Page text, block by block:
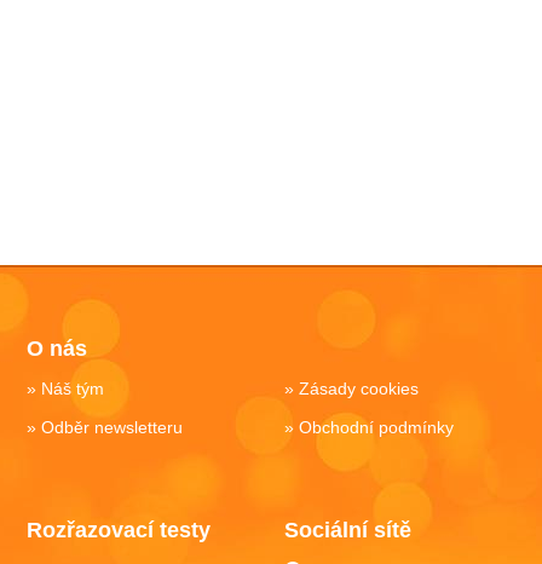
O nás
Náš tým
Odběr newsletteru
Zásady cookies
Obchodní podmínky
Rozřazovací testy Sociální sítě